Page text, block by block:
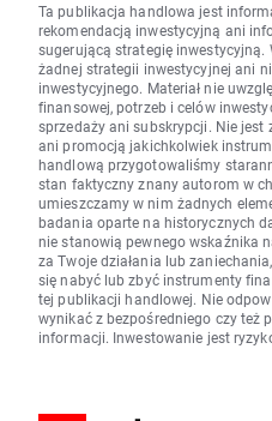
Ta publikacja handlowa jest
rekomendacją inwestycyjną ani
sugerującą strategię inwestycyjną.
żadnej strategii inwestycyjnej ani
inwestycyjnego. Materiał nie
finansowej, potrzeb i celów
sprzedaży ani subskrypcji. Nie
ani promocją jakichkolwiek
handlową przygotowaliśmy
stan faktyczny znany autorom w
umieszczamy w nim żadnych
badania oparte na historycznych
nie stanowią pewnego wskaźnika
za Twoje działania lub
się nabyć lub zbyć instrumenty
tej publikacji handlowej. Nie
wynikać z bezpośredniego czy też
informacji. Inwestowanie jest